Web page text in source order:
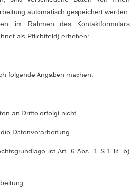
automatisch gespeichert werden.
im Rahmen des Kontaktformulars
als Pflichtfeld) erhoben:
folgende Angaben machen:
an Dritte erfolgt nicht.
Datenverarbeitung
ist Art. 6 Abs. 1 S.1 lit. b)